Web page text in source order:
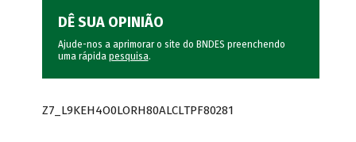
DÊ SUA OPINIÃO
Ajude-nos a aprimorar o site do BNDES preenchendo
uma rápida pesquisa.
Z7_L9KEH4O0LORH80ALCLTPF80281